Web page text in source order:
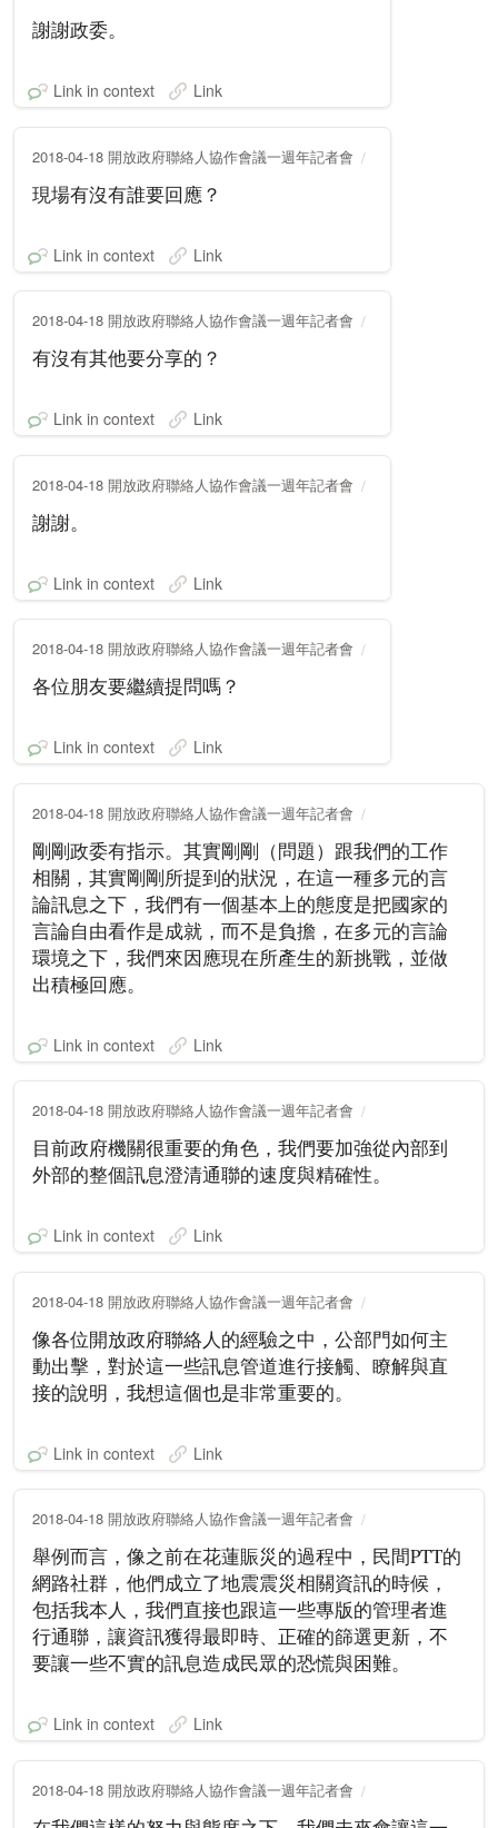
謝謝政委。
Link in context Link
2018-04-18 開放政府聯絡人協作會議一週年記者會
現場有沒有誰要回應？
Link in context Link
2018-04-18 開放政府聯絡人協作會議一週年記者會
有沒有其他要分享的？
Link in context Link
2018-04-18 開放政府聯絡人協作會議一週年記者會
謝謝。
Link in context Link
2018-04-18 開放政府聯絡人協作會議一週年記者會
各位朋友要繼續提問嗎？
Link in context Link
2018-04-18 開放政府聯絡人協作會議一週年記者會
剛剛政委有指示。其實剛剛（問題）跟我們的工作
相關，其實剛剛所提到的狀況，在這一種多元的言
論訊息之下，我們有一個基本上的態度是把國家的
言論自由看作是成就，而不是負擔，在多元的言論
環境之下，我們來因應現在所產生的新挑戰，並做
出積極回應。
Link in context Link
2018-04-18 開放政府聯絡人協作會議一週年記者會
目前政府機關很重要的角色，我們要加強從內部到
外部的整個訊息澄清通聯的速度與精確性。
Link in context Link
2018-04-18 開放政府聯絡人協作會議一週年記者會
像各位開放政府聯絡人的經驗之中，公部門如何主
動出擊，對於這一些訊息管道進行接觸、瞭解與直
接的說明，我想這個也是非常重要的。
Link in context Link
2018-04-18 開放政府聯絡人協作會議一週年記者會
舉例而言，像之前在花蓮賑災的過程中，民間PTT的
網路社群，他們成立了地震震災相關資訊的時候，
包括我本人，我們直接也跟這一些專版的管理者進
行通聯，讓資訊獲得最即時、正確的篩選更新，不
要讓一些不實的訊息造成民眾的恐慌與困難。
Link in context Link
2018-04-18 開放政府聯絡人協作會議一週年記者會